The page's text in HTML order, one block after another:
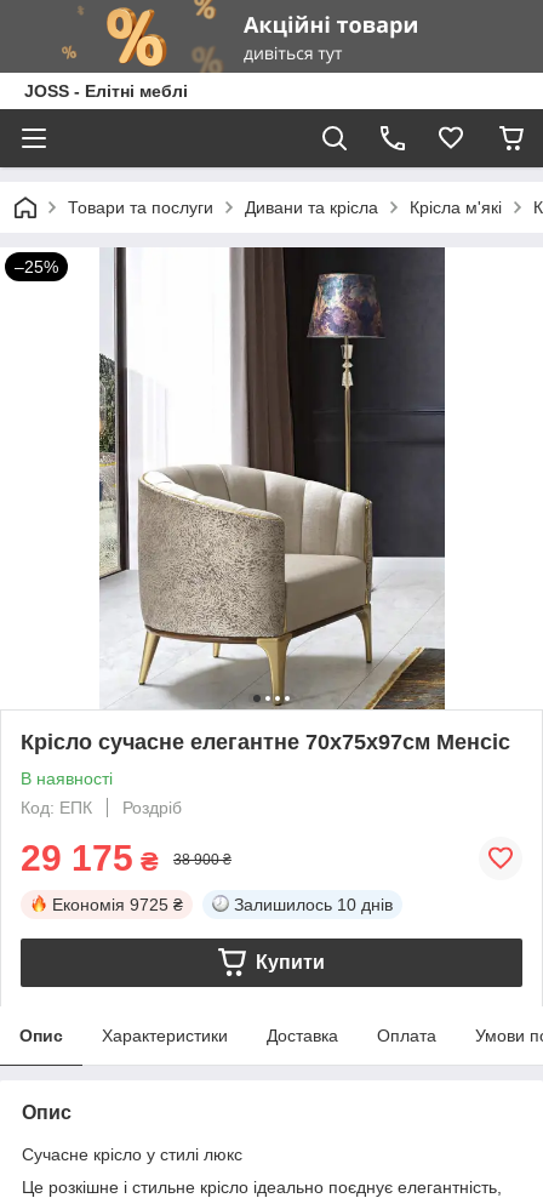
JOSS - Елітні меблі
Товари та послуги Дивани та крісла Крісла м'які
–25%
Крісло сучасне елегантне 70х75х97см Менсіс
В наявності
Код: ЕПК
Роздріб
29 175 ₴ 38 900 ₴
Економія 9725 ₴ Залишилось 10 днів
Купити
Опис Характеристики Доставка Оплата Умови
Опис
Сучасне крісло у стилі люкс
Це розкішне і стильне крісло ідеально поєднує елегантність,